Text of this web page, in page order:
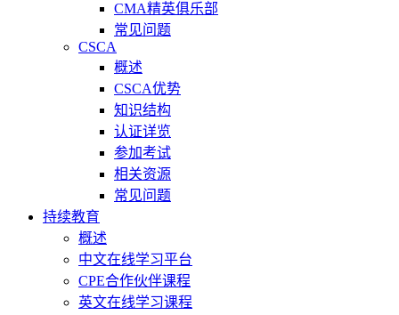
CMA精英俱乐部
常见问题
CSCA
概述
CSCA优势
知识结构
认证详览
参加考试
相关资源
常见问题
持续教育
概述
中文在线学习平台
CPE合作伙伴课程
英文在线学习课程